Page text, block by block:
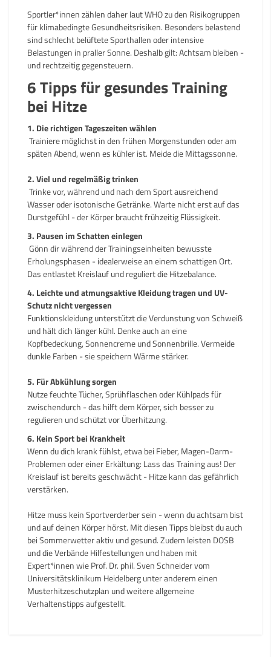
Sportler*innen zählen daher laut WHO zu den Risikogruppen
für klimabedingte Gesundheitsrisiken. Besonders belastend
sind schlecht belüftete Sporthallen oder intensive
Belastungen in praller Sonne. Deshalb gilt: Achtsam bleiben -
und rechtzeitig gegensteuern.
6 Tipps für gesundes Training
bei Hitze
1. Die richtigen Tageszeiten wählen
Trainiere möglichst in den frühen Morgenstunden oder am
späten Abend, wenn es kühler ist. Meide die Mittagssonne.
2. Viel und regelmäßig trinken
Trinke vor, während und nach dem Sport ausreichend
Wasser oder isotonische Getränke. Warte nicht erst auf das
Durstgefühl - der Körper braucht frühzeitig Flüssigkeit.
3. Pausen im Schatten einlegen
Gönn dir während der Trainingseinheiten bewusste
Erholungsphasen - idealerweise an einem schattigen Ort.
Das entlastet Kreislauf und reguliert die Hitzebalance.
4. Leichte und atmungsaktive Kleidung tragen und UV-
Schutz nicht vergessen
Funktionskleidung unterstützt die Verdunstung von Schweiß
und hält dich länger kühl. Denke auch an eine
Kopfbedeckung, Sonnencreme und Sonnenbrille. Vermeide
dunkle Farben - sie speichern Wärme stärker.
5. Für Abkühlung sorgen
Nutze feuchte Tücher, Sprühflaschen oder Kühlpads für
zwischendurch - das hilft dem Körper, sich besser zu
regulieren und schützt vor Überhitzung.
6. Kein Sport bei Krankheit
Wenn du dich krank fühlst, etwa bei Fieber, Magen-Darm-
Problemen oder einer Erkältung: Lass das Training aus! Der
Kreislauf ist bereits geschwächt - Hitze kann das gefährlich
verstärken.
Hitze muss kein Sportverderber sein - wenn du achtsam bist
und auf deinen Körper hörst. Mit diesen Tipps bleibst du auch
bei Sommerwetter aktiv und gesund. Zudem leisten DOSB
und die Verbände Hilfestellungen und haben mit
Expert*innen wie Prof. Dr. phil. Sven Schneider vom
Universitätsklinikum Heidelberg unter anderem einen
Musterhitzeschutzplan und weitereallgemeine
Verhaltenstippsaufgestellt.